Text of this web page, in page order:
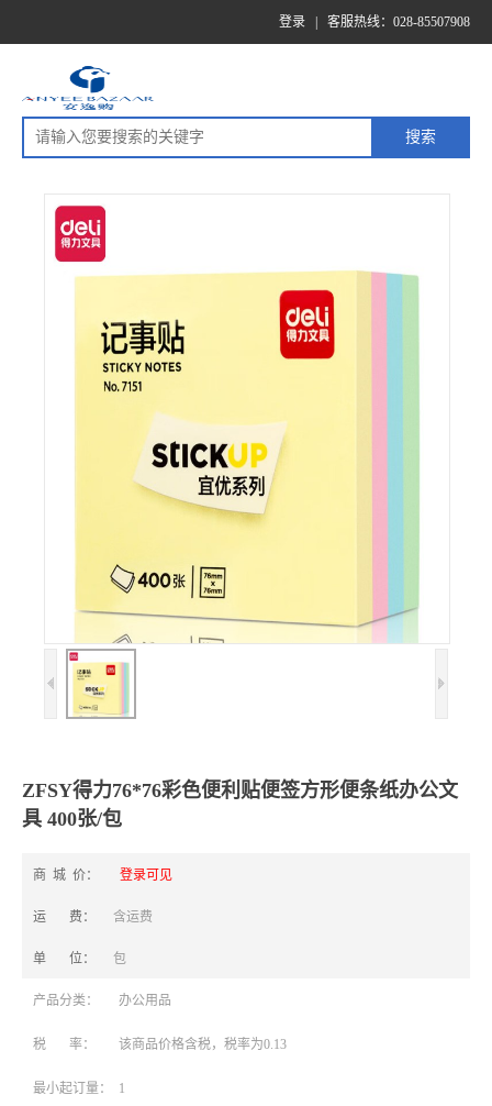
登录 客服热线：028-85507908
ZFSY得力76*76彩色便利贴便签方形便条纸办公文
具 400张/包
商 城 价： 登录可见
运 费： 含运费
单 位： 包
产品分类： 办公用品
税 率： 该商品价格含税，税率为0.13
最小起订量： 1